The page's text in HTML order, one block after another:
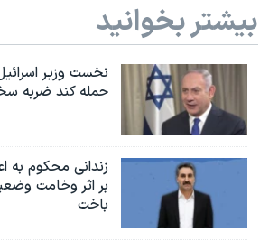
بیشتر بخوانید
نخست وزیر
حمله کند ضربه
زندانی محکوم به
بر اثر وخامت
باخت